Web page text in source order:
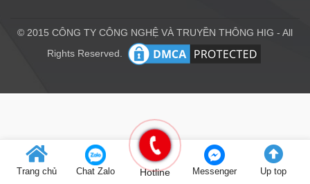
© 2015 CÔNG TY CÔNG NGHỆ VÀ TRUYỀN THÔNG HIG - All
Rights Reserved.
Trang chủ Chat Zalo Hotline Messenger Up top